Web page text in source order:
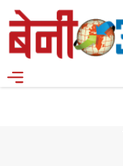
Skip
to
content